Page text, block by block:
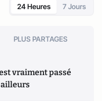
24 Heures 7 Jours
PLUS PARTAGES
vraiment passé